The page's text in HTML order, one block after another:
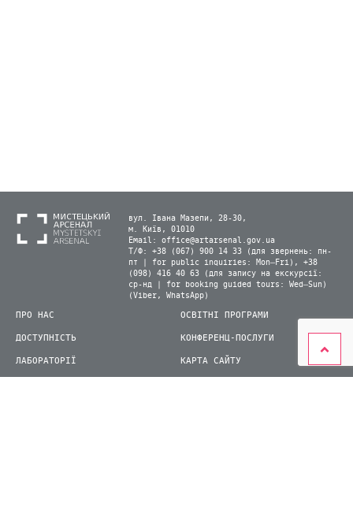
вул. Івана Мазепи, 28-30,
м. Київ, 01010
Email: office@artarsenal.gov.ua
Т/Ф: +38 (067) 900 14 33 (для звернень: пн-
пт | for public inquiries: Mon–Fri), +38
(098) 416 40 63 (для запису на екскурсії:
ср-нд | for booking guided tours: Wed–Sun)
(Viber, WhatsApp)
ПРО НАС
ДОСТУПНІСТЬ
ЛАБОРАТОРІЇ
ОСВІТНІ ПРОГРАМИ
КОНФЕРЕНЦ-ПОСЛУГИ
КАРТА САЙТУ